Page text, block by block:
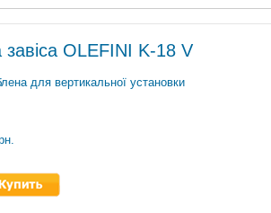
завіса OLEFINI K-18 V
для вертикальної установки